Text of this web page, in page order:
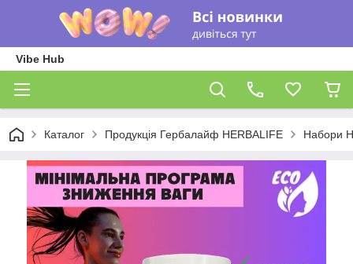
Vibe Hub
Каталог Продукція Гербалайф HERBALIFE Набори